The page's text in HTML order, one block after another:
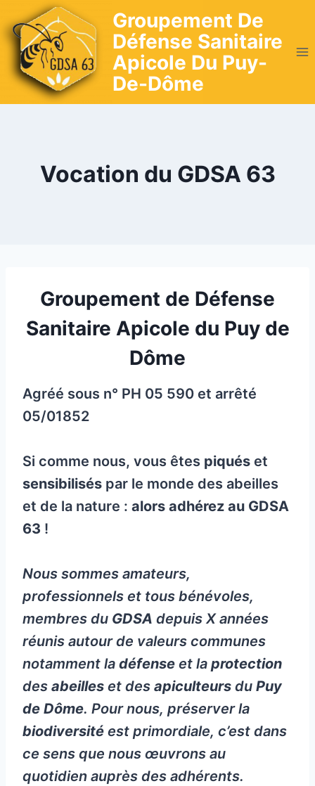
to
content
Groupement De
Défense Sanitaire
Apicole Du Puy-
De-Dôme
Vocation du GDSA 63
Groupement de Défense
Sanitaire Apicole du Puy de
Dôme
Agréé sous n° PH 05 590 et arrêté
05/01852
Si comme nous, vous êtes piqués et
sensibilisés par le monde des abeilles
et de la nature : alors adhérez au GDSA
63 !
Nous sommes amateurs,
professionnels et tous bénévoles,
membres du GDSA depuis X années
réunis autour de valeurs communes
notamment la défense et la protection
des abeilles et des apiculteurs du Puy
de Dôme. Pour nous, préserver la
biodiversité est primordiale, c’est dans
ce sens que nous œuvrons au
quotidien auprès des adhérents.